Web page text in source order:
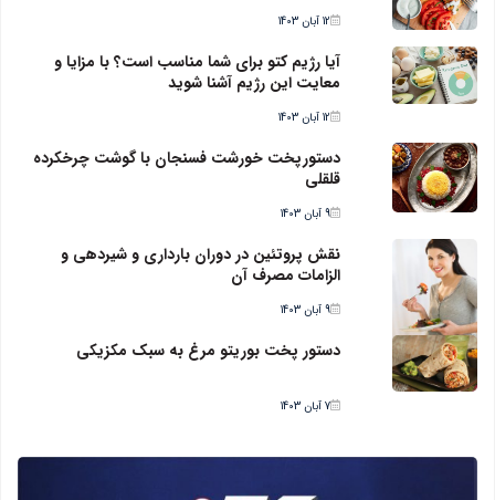
12 آبان 1403
آیا رژیم کتو برای شما مناسب است؟ با مزایا و
معایت این رژیم آشنا شوید
12 آبان 1403
دستورپخت خورشت فسنجان با گوشت چرخکرده
قلقلی
9 آبان 1403
نقش پروتئین در دوران بارداری و شیردهی و
الزامات مصرف آن
9 آبان 1403
دستور پخت بوریتو مرغ به سبک مکزیکی
7 آبان 1403